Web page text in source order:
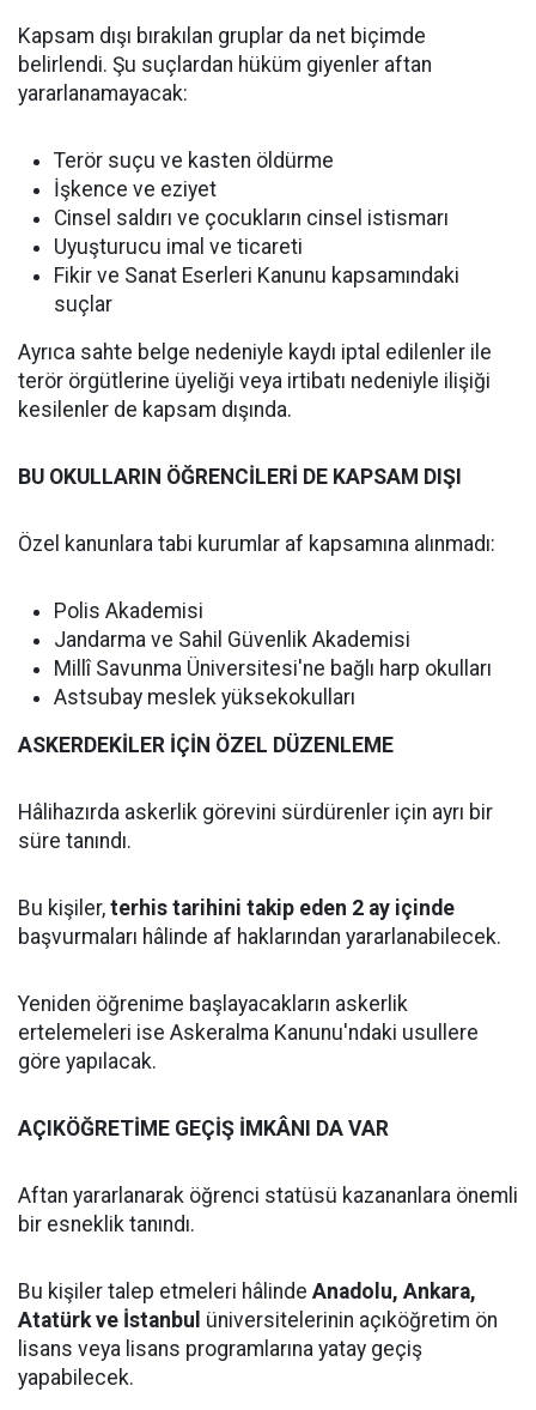
Kapsam dışı bırakılan gruplar da net biçimde
belirlendi. Şu suçlardan hüküm giyenler aftan
yararlanamayacak:
Terör suçu ve kasten öldürme
İşkence ve eziyet
Cinsel saldırı ve çocukların cinsel istismarı
Uyuşturucu imal ve ticareti
Fikir ve Sanat Eserleri Kanunu kapsamındaki
suçlar
Ayrıca sahte belge nedeniyle kaydı iptal edilenler ile
terör örgütlerine üyeliği veya irtibatı nedeniyle ilişiği
kesilenler de kapsam dışında.
BU OKULLARIN ÖĞRENCİLERİ DE KAPSAM DIŞI
Özel kanunlara tabi kurumlar af kapsamına alınmadı:
Polis Akademisi
Jandarma ve Sahil Güvenlik Akademisi
Millî Savunma Üniversitesi'ne bağlı harp okulları
Astsubay meslek yüksekokulları
ASKERDEKİLER İÇİN ÖZEL DÜZENLEME
Hâlihazırda askerlik görevini sürdürenler için ayrı bir
süre tanındı.
Bu kişiler, terhis tarihini takip eden 2 ay içinde
başvurmaları hâlinde af haklarından yararlanabilecek.
Yeniden öğrenime başlayacakların askerlik
ertelemeleri ise Askeralma Kanunu'ndaki usullere
göre yapılacak.
AÇIKÖĞRETİME GEÇİŞ İMKÂNI DA VAR
Aftan yararlanarak öğrenci statüsü kazananlara önemli
bir esneklik tanındı.
Bu kişiler talep etmeleri hâlinde Anadolu, Ankara,
Atatürk ve İstanbul üniversitelerinin açıköğretim ön
lisans veya lisans programlarına yatay geçiş
yapabilecek.